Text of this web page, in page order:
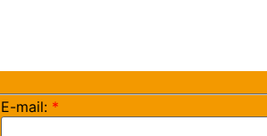
E-mail: *